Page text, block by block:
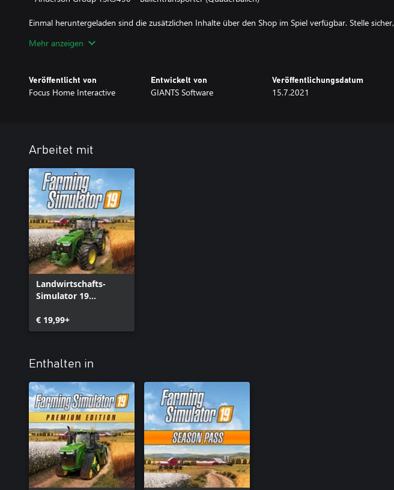
Einmal heruntergeladen sind die zusätzlichen Inhalte über den Shop im Spiel verfügbar. Stelle sicher,
Mehr anzeigen
Veröffentlicht von
Focus Home Interactive
Entwickelt von
GIANTS Software
Veröffentlichungsdatum
15.7.2021
Arbeitet mit
Landwirtschafts-
Simulator 19
€ 19,99+
Enthalten in